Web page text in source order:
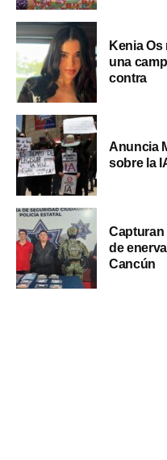
Kenia
una
contra
Anuncia
sobre la
Capturan
de
Cancún